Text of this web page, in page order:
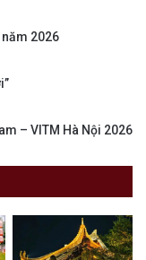
2026
– VITM Hà Nội 2026